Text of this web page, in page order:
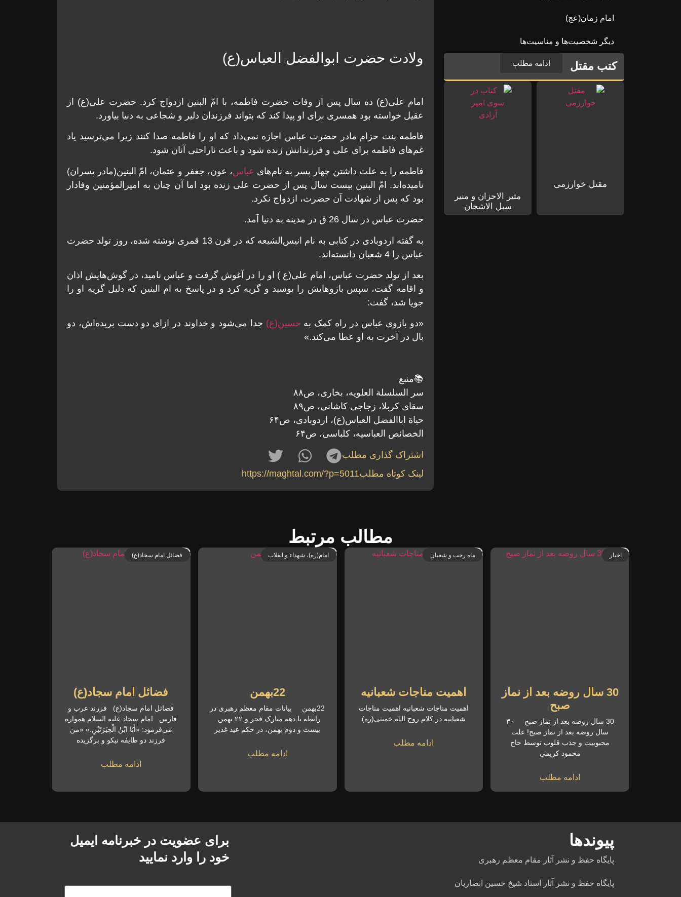
امام زمان(عج)
دیگر شخصیت‌ها و مناسیت‌ها
کتب مقتل ادامه مطلب
مقتل خوارزمی
مثیر الاحزان و منیر
سبل الاشجان
ولادت حضرت ابوالفضل العباس(ع)
امام علی(ع) ده سال پس از وفات حضرت فاطمه، با امّ البنین ازدواج کرد. حضرت علی(ع) از
عقیل خواسته بود همسری برای او پیدا کند که بتواند فرزندان دلیر و شجاعی به دنیا بیاورد.
فاطمه بنت حزام مادر حضرت عباس اجازه نمی‌داد که او را فاطمه صدا کنند زیرا می‌ترسید یاد
غم‌های فاطمه برای علی و فرزندانش زنده شود و باعث ناراحتی آنان شود.
فاطمه را به علت داشتن چهار پسر به نام‌های عباس، عون، جعفر و عثمان، امّ البنین(مادر پسران)
نامیده‌اند. امّ البنین بیست سال پس از حضرت علی زنده بود اما آن چنان به امیرالمؤمنین وفادار
بود که پس از شهادت آن حضرت، ازدواج نکرد.
حضرت عباس در سال 26 ق در مدینه به دنیا آمد.
به گفته اردوبادی در کتابی به نام انیس‌الشیعه که در قرن 13 قمری نوشته شده، روز تولد حضرت
عباس را 4 شعبان دانسته‌اند.
بعد از تولد حضرت عباس، امام علی(ع ) او را در آغوش گرفت و عباس نامید، در گوش‌هایش اذان
و اقامه گفت، سپس بازوهایش را بوسید و گریه کرد و در پاسخ به ام البنین که دلیل گریه او را
جویا شد، گفت:
«دو بازوی عباس در راه کمک به حسین(ع) جدا می‌شود و خداوند در ازای دو دست بریده‌اش، دو
بال در آخرت به او عطا می‌کند.»
📚منبع
سر السلسلة العلويه، بخاری، ص٨٨
سقای کربلا، زجاجی کاشانی، ص۸۹
حیاة اباالفضل العباس(ع)، اردوبادی، ص۶۴
الخصائص العباسیه، کلباسی، ص۶۴
اشتراک گذاری مطلب
لینک کوتاه مطلبhttps://maghtal.com/?p=5011
مطالب مرتبط
اخبار
30 سال روضه بعد از نماز
صبح
30 سال روضه بعد از نماز صبح ۳۰
سال روضه بعد از نماز صبح! علت
محبوبیت و جذب قلوب توسط حاج
محمود کریمی
ادامه مطلب
ماه رجب و شعبان
اهمیت مناجات شعبانیه
اهمیت مناجات شعبانیه اهمیت مناجات
شعبانیه در کلام روح الله خمینی(ره)
ادامه مطلب
امام(ره)، شهداء و انقلاب
22بهمن
22بهمن بیانات مقام معظم رهبری در
رابطه با دهه مبارک فجر و ۲۲ بهمن
بیست و دوم بهمن، در حکم عید غدیر
ادامه مطلب
فضائل امام سجاد(ع)
فضائل امام سجاد(ع)
فضائل امام سجاد(ع) فرزند عرب و
فارس امام سجاد علیه السلام همواره
می‌فرمود: «أَنَا ابْنُ الْخِیَرَتَیْنِ.» «من
فرزند دو طایفه نیکو و برگزیده
ادامه مطلب
پیوندها
پایگاه حفظ و نشر آثار مقام معظم رهبری
پایگاه حفظ و نشر آثار استاد شیخ حسین انصاریان
برای عضویت در خبرنامه ایمیل
خود را وارد نمایید